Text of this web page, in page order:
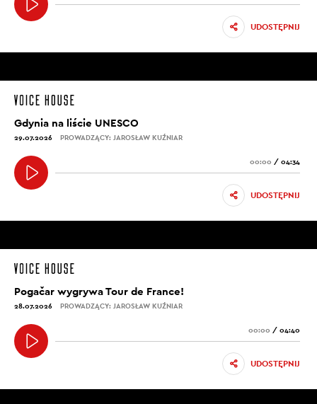
UDOSTĘPNIJ
Gdynia na liście UNESCO
29.07.2026 PROWADZĄCY: JAROSŁAW KUŹNIAR
00:00 / 04:34
UDOSTĘPNIJ
Pogačar wygrywa Tour de France!
28.07.2026 PROWADZĄCY: JAROSŁAW KUŹNIAR
00:00 / 04:40
UDOSTĘPNIJ